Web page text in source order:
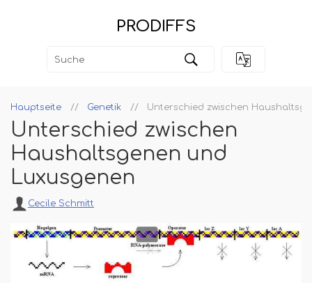
PRODIFFS
Hauptseite Genetik Unterschied zwischen
Unterschied zwischen
Haushaltsgenen und
Luxusgenen
Cecile Schmitt